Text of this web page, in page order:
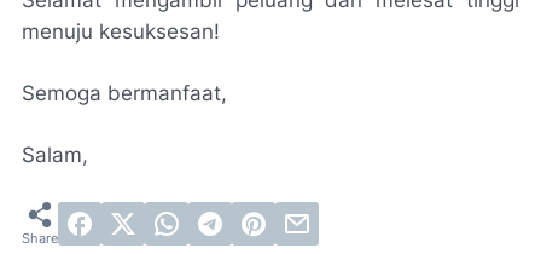
menuju kesuksesan!
Semoga bermanfaat,
Salam,